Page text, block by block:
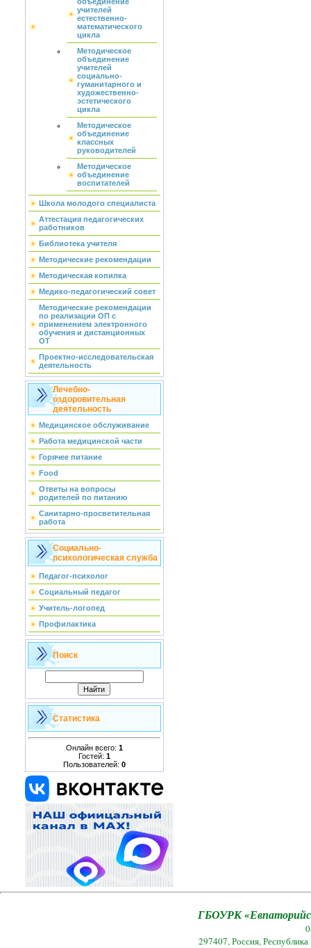
учителей
естественно-
математического
цикла
Методическое
объединение
учителей
социально-
гуманитарного и
художественно-
эстетического
цикла
Методическое
объединение
классных
руководителей
Методическое
объединение
воспитателей
Школа молодого специалиста
Аттестация педагогических
работников
Библиотека учителя
Методические рекомендации
Методическая копилка
Медико-педагогический совет
Методические рекомендации
по реализации ОП с
применением электронного
обучения и дистанционных
ОТ
Проектно-исследовательская
деятельность
Лечебно-
оздоровительная
деятельность
Медицинское обслуживание
Работа медицинской части
Горячее питание
Food
Ответы на вопросы
родителей по питанию
Санитарно-просветительная
работа
Социально-
психологическая служба
Педагог-психолог
Социальный педагог
Учитель-логопед
Профилактика
Поиск
Статистика
Онлайн всего: 1
Гостей: 1
Пользователей: 0
ГБОУРК
297407, Россия,